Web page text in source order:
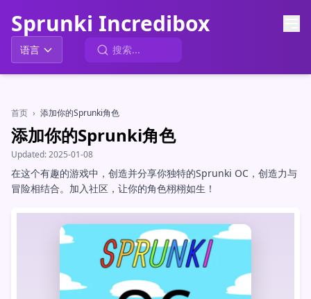
Sprunki Incredibox
语言
首页 › 添加你的Sprunki角色
添加你的Sprunki角色
Updated:2025-01-08
在这个有趣的游戏中，创造并分享你独特的Sprunki OC，创造力与
冒险相结合。加入社区，让你的角色栩栩如生！